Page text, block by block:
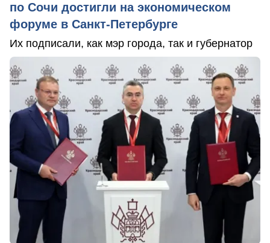
по Сочи достигли на экономическом
форуме в Санкт-Петербурге
Их подписали, как мэр города, так и губернатор